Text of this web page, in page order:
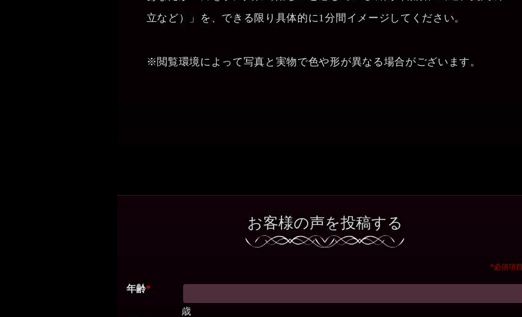
立など）」を、できる限り具体的に1分間イメージしてください。
※閲覧環境によって写真と実物で色や形が異なる場合がございます。
お客様の声を投稿する
*必須項目
年齢*
歳